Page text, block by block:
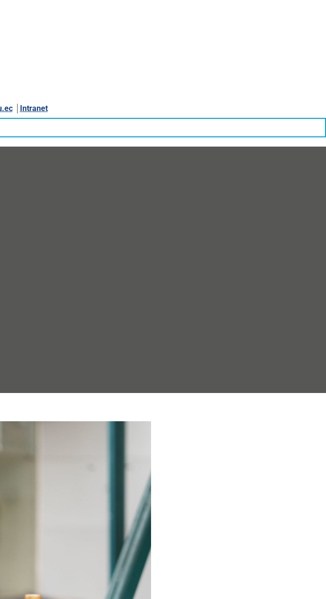
│ Intranet